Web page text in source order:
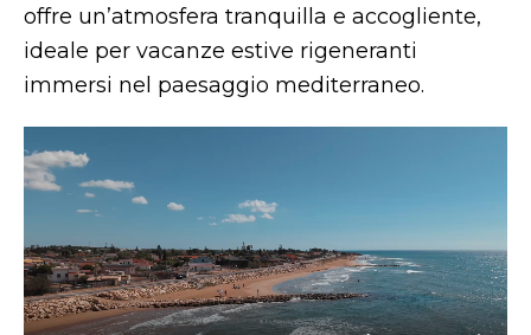
offre un’atmosfera tranquilla e accogliente,
ideale per vacanze estive rigeneranti
immersi nel paesaggio mediterraneo.